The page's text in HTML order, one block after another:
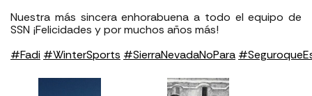
Nuestra más sincera enhorabuena a todo el equipo de
SSN ¡Felicidades y por muchos años más!⁣
#Fadi #WinterSports #SierraNevadaNoPara #